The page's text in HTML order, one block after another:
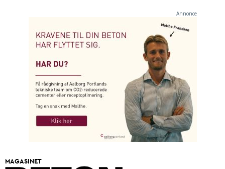
Annonce
MAGASINET